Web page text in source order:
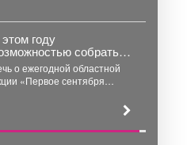
году
собрать
в школу
163
о ежегодной областной
«Первое сентября